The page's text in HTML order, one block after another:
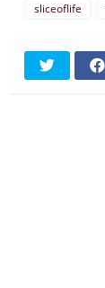
sliceoflife